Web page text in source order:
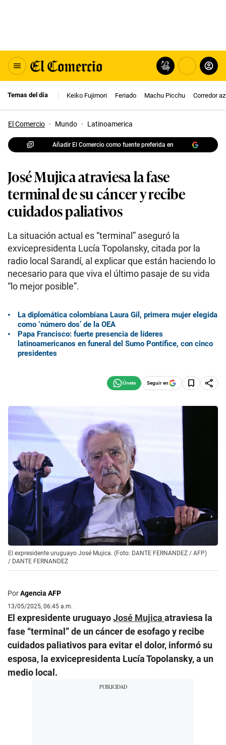
Temas del día Keiko Fujimori Feriado Machu Picchu Corredor
El Comercio · Mundo · Latinoamerica
Añadir El Comercio como fuente preferida en
José Mujica atraviesa la fase
terminal de su cáncer y recibe
cuidados paliativos
La situación actual es “terminal” aseguró la
exvicepresidenta Lucía Topolansky, citada por la
radio local Sarandí, al explicar que están haciendo lo
necesario para que viva el último pasaje de su vida
“lo mejor posible”.
La diplomática colombiana Laura Gil, primera mujer elegida
como ‘número dos’ de la OEA
Papa Francisco: fuerte presencia de líderes
latinoamericanos en funeral del Sumo Pontífice, con cinco
presidentes
Seguir en
El expresidente uruguayo José Mujica. (Foto: DANTE FERNANDEZ / AFP)
/ DANTE FERNANDEZ
PorAgencia AFP
13/05/2025, 06:45 a.m.
El expresidente uruguayoJosé Mujica atraviesa la
fase “terminal” de un cáncer de esofago y recibe
cuidados paliativos para evitar el dolor, informó su
esposa, la exvicepresidenta Lucía Topolansky, a un
medio local.